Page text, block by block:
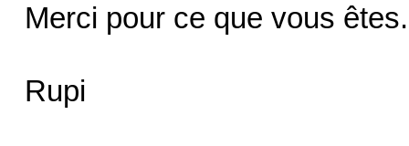
Merci pour ce que vous êtes.
Rupi